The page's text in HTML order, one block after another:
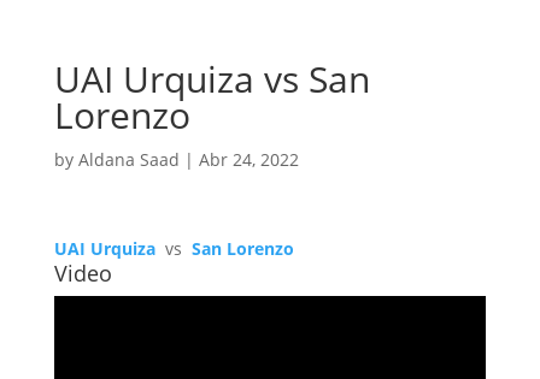
UAI Urquiza vs San
Lorenzo
by Aldana Saad | Abr 24, 2022
UAI Urquiza vs San Lorenzo
Video